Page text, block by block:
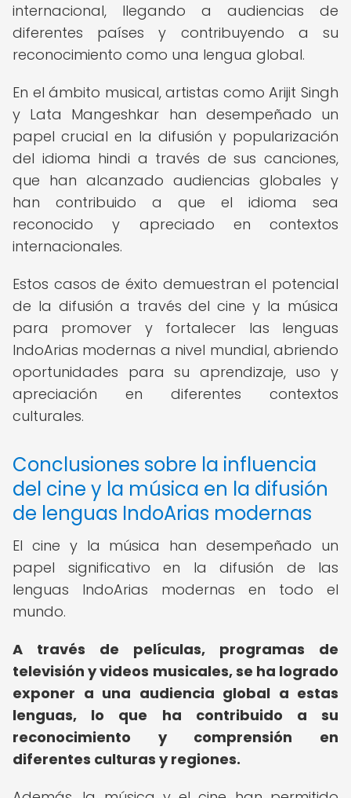
internacional, llegando a audiencias de
diferentes países y contribuyendo a su
reconocimiento como una lengua global.
En el ámbito musical, artistas como Arijit Singh
y Lata Mangeshkar han desempeñado un
papel crucial en la difusión y popularización
del idioma hindi a través de sus canciones,
que han alcanzado audiencias globales y
han contribuido a que el idioma sea
reconocido y apreciado en contextos
internacionales.
Estos casos de éxito demuestran el potencial
de la difusión a través del cine y la música
para promover y fortalecer las lenguas
IndoArias modernas a nivel mundial, abriendo
oportunidades para su aprendizaje, uso y
apreciación en diferentes contextos
culturales.
Conclusiones sobre la influencia
del cine y la música en la difusión
de lenguas IndoArias modernas
El cine y la música han desempeñado un
papel significativo en la difusión de las
lenguas IndoArias modernas en todo el
mundo.
A través de películas, programas de
televisión y videos musicales, se ha logrado
exponer a una audiencia global a estas
lenguas, lo que ha contribuido a su
reconocimiento y comprensión en
diferentes culturas y regiones.